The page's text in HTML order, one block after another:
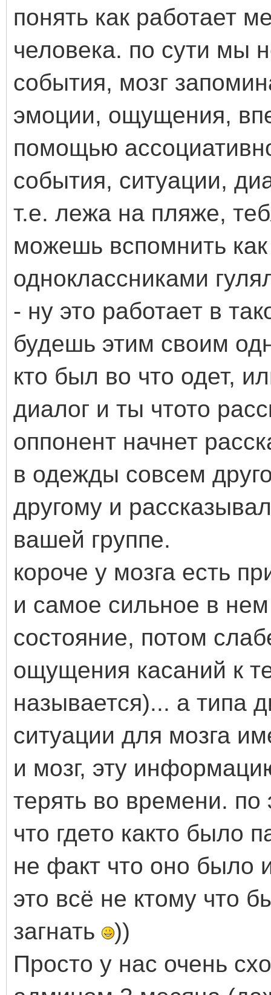
понять как работает
человека. по сути мы
события, мозг
эмоции, ощущения,
помощью
события, ситуации,
т.е. лежа на пляже,
можешь вспомнить
одноклассниками
- ну это работает в
будешь этим своим
кто был во что одет,
диалог и ты чтото
оппонент начнет
в одежды совсем
другому и
вашей группе.
короче у мозга есть
и самое сильное в
состояние, потом
ощущения касаний к
называется)... а типа
ситуации для мозга
и мозг, эту
терять во времени. по
что гдето както было
не факт что оно было
это всё не ктому что
загнать
))
Просто у нас очень